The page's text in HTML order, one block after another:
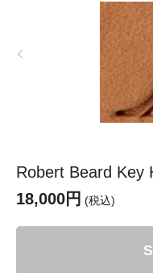
Robert Beard Key
18,000円 (税込)